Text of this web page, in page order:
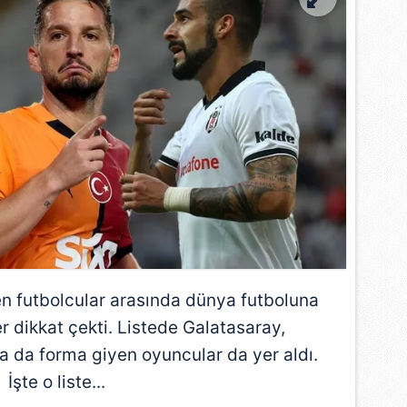
futbolcular arasında dünya futboluna
dikkat çekti. Listede Galatasaray,
da forma giyen oyuncular da yer aldı.
İşte o liste...